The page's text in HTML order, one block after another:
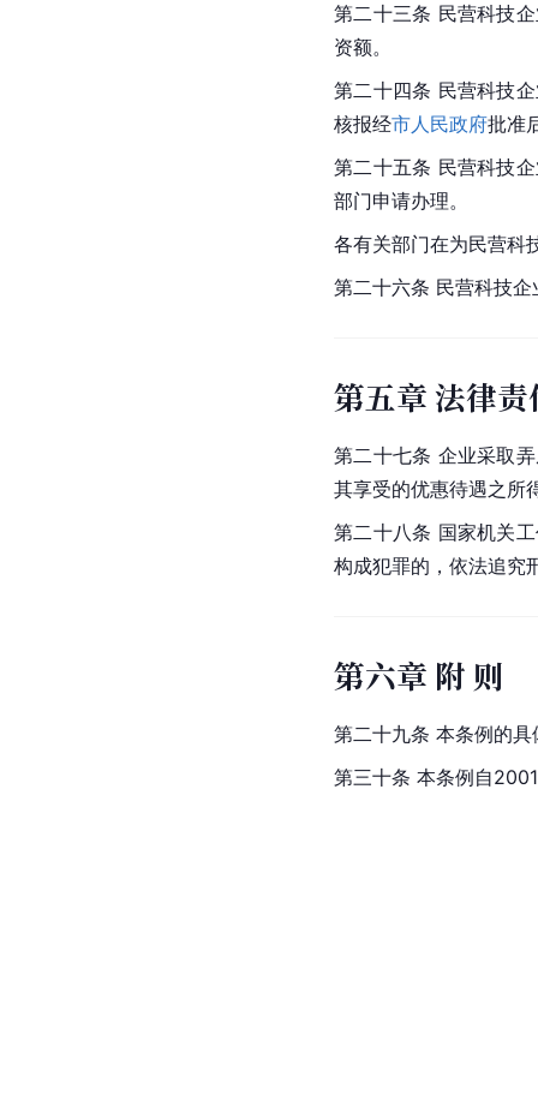
第二十三条 民营科技
资额。
第二十四条 民营科技
核报经市人民政府批准
第二十五条 民营科技
部门申请办理。
各有关部门在为民营科
第二十六条 民营科技
第五章 法律责
第二十七条 企业采取
其享受的优惠待遇之所
第二十八条 国家机关
构成犯罪的，依法追究
第六章 附 则
第二十九条 本条例的
第三十条 本条例自